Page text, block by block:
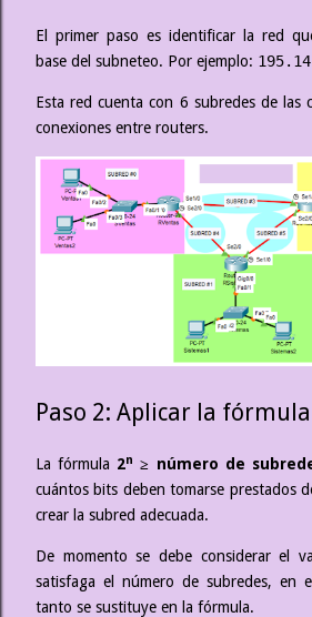
El primer paso es identificar la red
base del subneteo. Por ejemplo:
Esta red cuenta con 6 subredes de las
conexiones entre routers.
Paso 2: Aplicar la
La fórmula 2n ≥ número de
cuántos bits deben tomarse prestados
crear la subred adecuada.
De momento se debe considerar el
satisfaga el número de subredes, en
tanto se sustituye en la fórmula.